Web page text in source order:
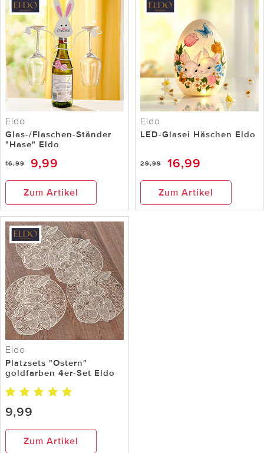
Eldo
Glas-/Flaschen-Ständer
"Hase" Eldo
16,99 9,99
Zum Artikel
Eldo
LED-Glasei Häschen Eldo
29,99 16,99
Zum Artikel
Eldo
Platzsets "Ostern"
goldfarben 4er-Set Eldo
9,99
Zum Artikel